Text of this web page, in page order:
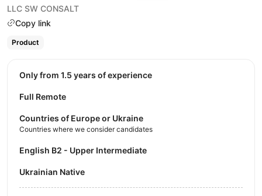
LLC SW CONSALT
Copy link
Product
Only from 1.5 years of experience
Full Remote
Countries of Europe or Ukraine
Countries where we consider candidates
English B2 - Upper Intermediate
Ukrainian Native